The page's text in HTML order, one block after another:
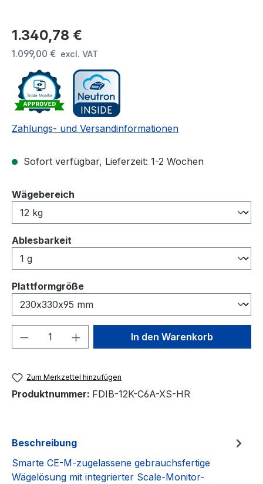
Regulärer Preis:
1.340,78 €
1.099,00 € excl. VAT
Zahlungs- und Versandinformationen
Sofort verfügbar, Lieferzeit: 1-2 Wochen
Wägebereich
Ablesbarkeit
Plattformgrößeauswählen
Produkt Anzahl: Gib denIn den Warenkorb
Zum Merkzettel hinzufügen
Produktnummer: FDIB-12K-C6A-XS-HR
Beschreibung
Smarte CE-M-zugelassene gebrauchsfertige
Wägelösung mit integrierter Scale-Monitor-